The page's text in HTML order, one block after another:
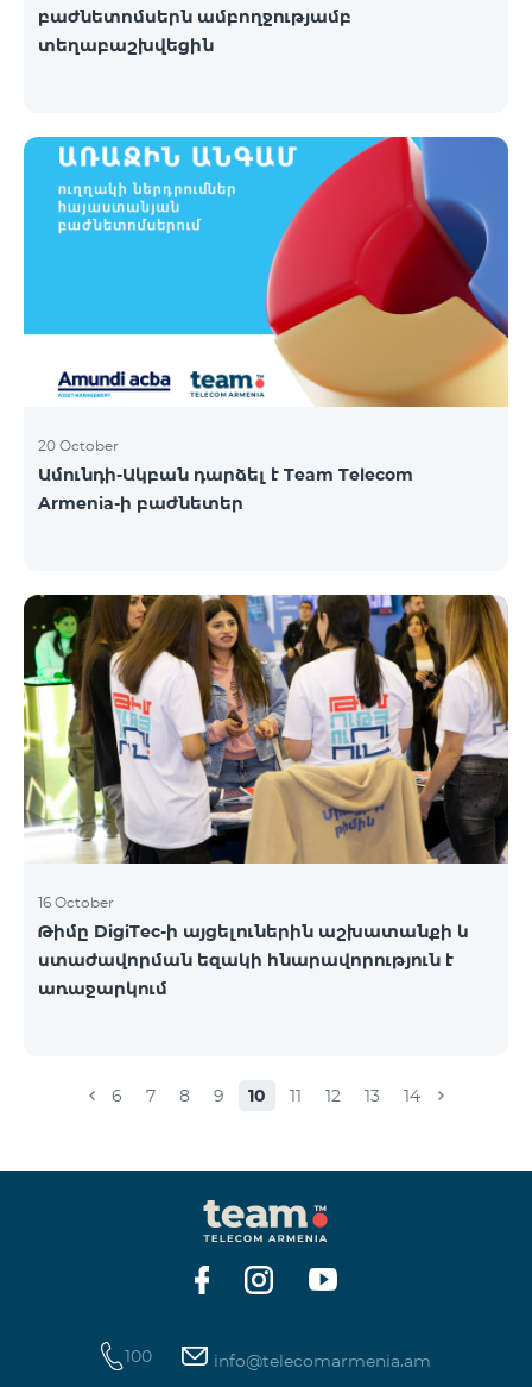
բաժնետոմսերն ամբողջությամբ
տեղաբաշխվեցին
20 October
Ամունդի-Ակբան դարձել է Team Telecom
Armenia-ի բաժնետեր
16 October
Թիմը DigiTec-ի այցելուներին աշխատանքի և
ստաժավորման եզակի հնարավորություն է
առաջարկում
6 7 8 9 10 11 12 13 14
100 info@telecomarmenia.am